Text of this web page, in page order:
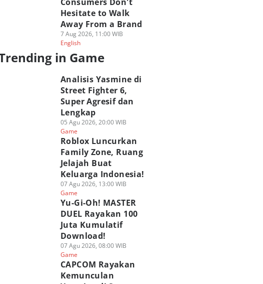
CAPCOM Rayakan
Kemunculan
Yasmine di Street
Fighter 6 di Filipina!
06 Agu 2026, 08:00 WIB
Street Fighter 6,
Lengkap
05 Agu 2026, 20:00 WIB
Hesitate to Walk
Away From a Brand
7 Aug 2026, 11:00 WIB
English
in Game
Analisis Yasmine di
Street Fighter 6,
Super Agresif dan
Lengkap
05 Agu 2026, 20:00 WIB
Game
Roblox Luncurkan
Family Zone, Ruang
Jelajah Buat
Keluarga Indonesia!
07 Agu 2026, 13:00 WIB
Game
Yu-Gi-Oh! MASTER
DUEL Rayakan 100
Juta Kumulatif
Download!
07 Agu 2026, 08:00 WIB
Game
CAPCOM Rayakan
Kemunculan